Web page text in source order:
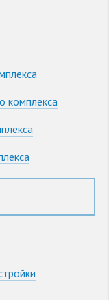
комплекса